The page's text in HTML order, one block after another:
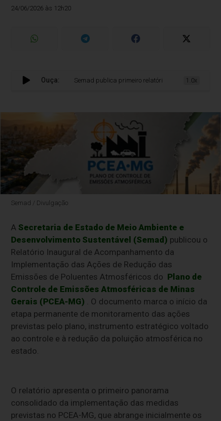
24/06/2026 às 12h20
Ouça: Semad publica primeiro relatório de acompanhamento
1.0x
Semad / Divulgação
A Secretaria de Estado de Meio Ambiente e
Desenvolvimento Sustentável (Semad) publicou o
Relatório Inaugural de Acompanhamento da
Implementação das Ações de Redução das
Emissões de Poluentes Atmosféricos do Plano de
Controle de Emissões Atmosféricas de Minas
Gerais (PCEA-MG) . O documento marca o início da
etapa permanente de monitoramento das ações
previstas pelo plano, instrumento estratégico voltado
ao controle e à redução da poluição atmosférica no
estado.
O relatório apresenta o primeiro panorama
consolidado da implementação das medidas
previstas no PCEA-MG, que abrange inicialmente os